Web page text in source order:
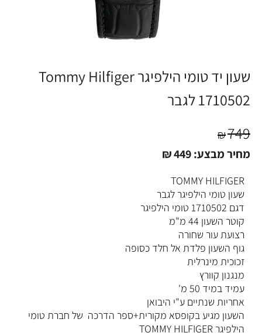
שעון יד טומי הילפיגר Tommy Hilfiger
1710502 לגבר
₪749
מחיר מבצע: ₪449
TOMMY HILFIGER
שעון טומי הילפיגר לגבר
דגם 1710502 טומי הילפיגר
קוטר השעון 44 מ"מ
רצועת עור שחורה
גוף השעון פלדת אל חלד כסופה
זכוכית מינרלית
מנגנון קוורץ
עמיד במיד 50 מ'
אחריות שנתיים ע"י היבואן
השעון מגיע בקופסא מקורית+ספר הדרכה של חברת טומי
הילפיגר TOMMY HILFIGER